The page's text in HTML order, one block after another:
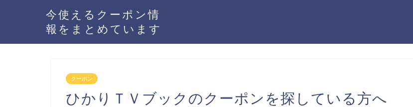
今使えるクーポン情
報をまとめています
クーポン
ひかりＴＶブックのクーポンを探している方へ